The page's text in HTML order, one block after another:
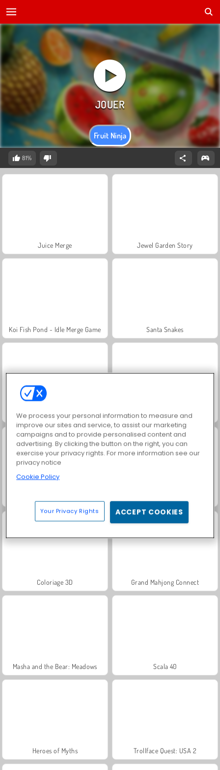
Fruit Ninja
81%
Juice Merge Jewel Garden Story
Koi Fish Pond - Idle Merge Game Santa Snakes
Among.io Amogus.io
Coloriage 3D Grand Mahjong Connect
Masha and the Bear: Meadows Scala 40
Heroes of Myths Trollface Quest: USA 2
We process your personal information to measure and
improve our sites and service, to assist our marketing
campaigns and to provide personalised content and
advertising. By clicking the button on the right, you can
exercise your privacy rights. For more information see our
privacy notice
Cookie Policy
Your Privacy Rights ACCEPT COOKIES